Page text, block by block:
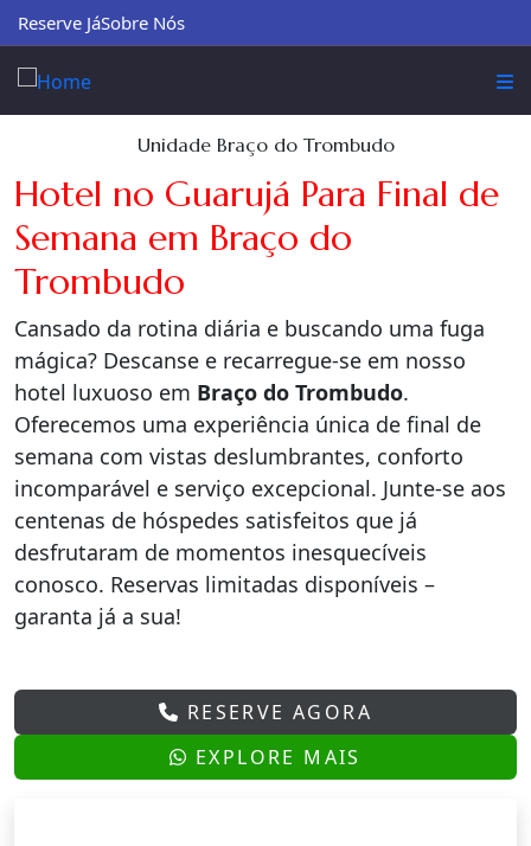
Reserve JáSobre Nós
Unidade Braço do Trombudo
Hotel no Guarujá Para Final de
Semana em Braço do
Trombudo
Cansado da rotina diária e buscando uma fuga
mágica? Descanse e recarregue-se em nosso
hotel luxuoso em Braço do Trombudo.
Oferecemos uma experiência única de final de
semana com vistas deslumbrantes, conforto
incomparável e serviço excepcional. Junte-se aos
centenas de hóspedes satisfeitos que já
desfrutaram de momentos inesquecíveis
conosco. Reservas limitadas disponíveis –
garanta já a sua!
RESERVE AGORA
EXPLORE MAIS